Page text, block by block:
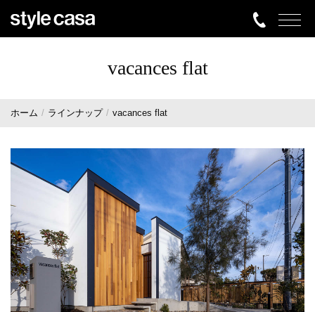
vacances flat
ホーム ラインナップ vacances flat